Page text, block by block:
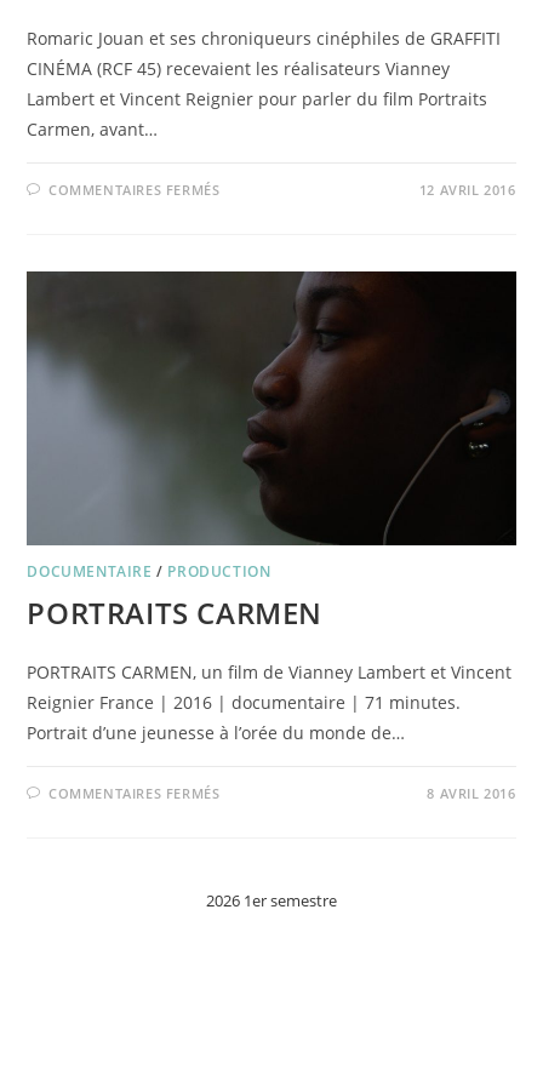
Romaric Jouan et ses chroniqueurs cinéphiles de GRAFFITI
CINÉMA (RCF 45) recevaient les réalisateurs Vianney
Lambert et Vincent Reignier pour parler du film Portraits
Carmen, avant…
COMMENTAIRES FERMÉSSUR
ENTRETIEN
VINCENT
REIGNIER
(PORTRAITS
CARMEN)
12 AVRIL 2016
DOCUMENTAIRE / PRODUCTION
PORTRAITS CARMEN
PORTRAITS CARMEN, un film de Vianney Lambert et Vincent
Reignier France | 2016 | documentaire | 71 minutes.
Portrait d’une jeunesse à l’orée du monde de…
COMMENTAIRES FERMÉSSUR 8 AVRIL 2016
2026 1er semestre